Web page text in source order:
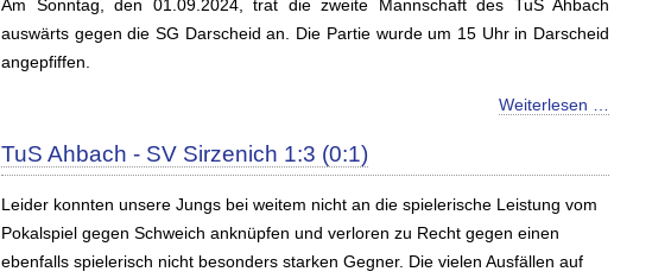
Am Sonntag, den 01.09.2024, trat die zweite Mannschaft des TuS Ahbach
auswärts gegen die SG Darscheid an. Die Partie wurde um 15 Uhr in Darscheid
angepfiffen.
Weiterlesen …
TuS Ahbach - SV Sirzenich 1:3 (0:1)
Leider konnten unsere Jungs bei weitem nicht an die spielerische Leistung vom
Pokalspiel gegen Schweich anknüpfen und verloren zu Recht gegen einen
ebenfalls spielerisch nicht besonders starken Gegner. Die vielen Ausfällen auf